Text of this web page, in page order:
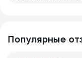
Популярные